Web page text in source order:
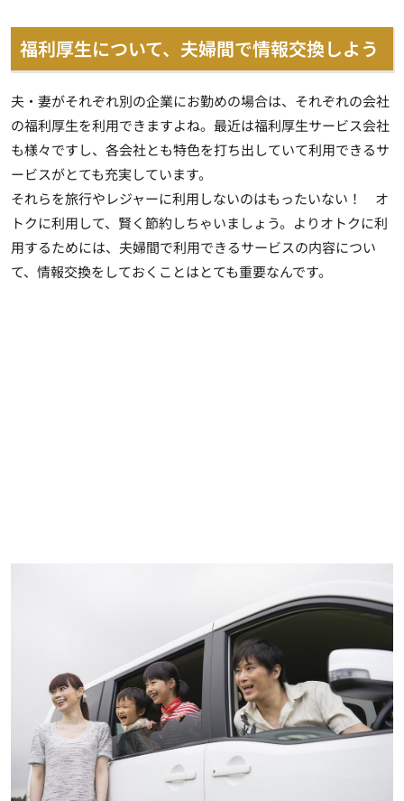
福利厚生について、夫婦間で情報交換しよう
夫・妻がそれぞれ別の企業にお勤めの場合は、それぞれの会社
の福利厚生を利用できますよね。最近は福利厚生サービス会社
も様々ですし、各会社とも特色を打ち出していて利用できるサ
ービスがとても充実しています。
それらを旅行やレジャーに利用しないのはもったいない！ オ
トクに利用して、賢く節約しちゃいましょう。よりオトクに利
用するためには、夫婦間で利用できるサービスの内容につい
て、情報交換をしておくことはとても重要なんです。